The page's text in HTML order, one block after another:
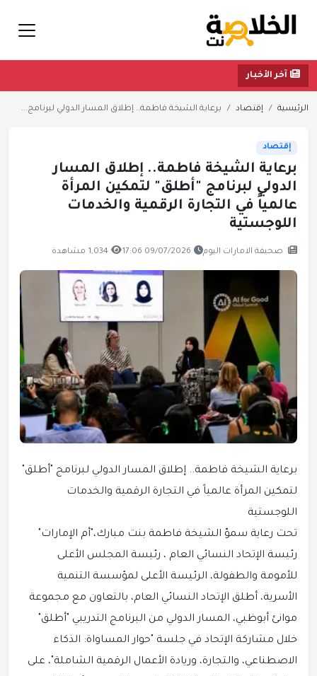
آخر الأخبار
الرئيسية إقتصاد برعاية الشيخة فاطمة.. إطلاق المسار الدولي لبرنامج...
إقتصاد
برعاية الشيخة فاطمة.. إطلاق المسار
الدولي لبرنامج "أطلق" لتمكين المرأة
عالمياً في التجارة الرقمية والخدمات
اللوجستية
صحيفة الامارات اليوم 09/07/2026 17:06 1,034 مشاهدة
برعاية الشيخة فاطمة.. إطلاق المسار الدولي لبرنامج "أطلق"
لتمكين المرأة عالمياً في التجارة الرقمية والخدمات
اللوجستية
تحت رعاية سموّ الشيخة فاطمة بنت مبارك،"أم الإمارات"
رئيسة الإتحاد النسائي العام ، رئيسة المجلس الأعلى
للأمومة والطفولة، الرئيسة الأعلى لمؤسسة التنمية
الأسرية، أطلق الإتحاد النسائي العام، بالتعاون مع مجموعة
موانئ أبوظبي، المسار الدولي من البرنامج التدريبي "أطلق"
خلال مشاركة الإتحاد في جلسة "حوار المساواة: الذكاء
الاصطناعي، والتجارة، وريادة الأعمال الرقمية الشاملة"، على